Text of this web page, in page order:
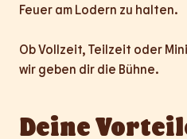
Feuer am Lodern zu halten.
Ob Vollzeit, Teilzeit oder
wir geben dir die Bühne.
Deine